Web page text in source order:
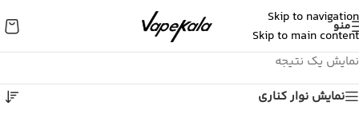
Skip to navigation
Skip to main content
منو
نمایش یک نتیجه
نمایش نوار کناری